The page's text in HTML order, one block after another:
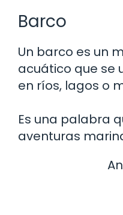
Barco
Un barco es un
acuático que se
en ríos, lagos o
Es una palabra
aventuras